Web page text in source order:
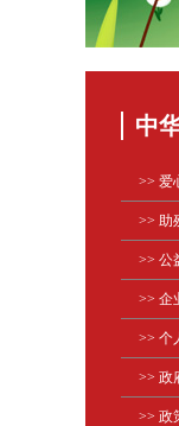
中
>> 爱
>> 助
>> 公
>> 企
>> 个
>> 政
>> 政